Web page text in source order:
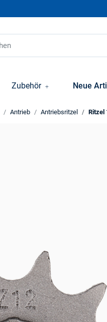
Zubehör Neue
Antrieb Antriebsritzel Ritzel